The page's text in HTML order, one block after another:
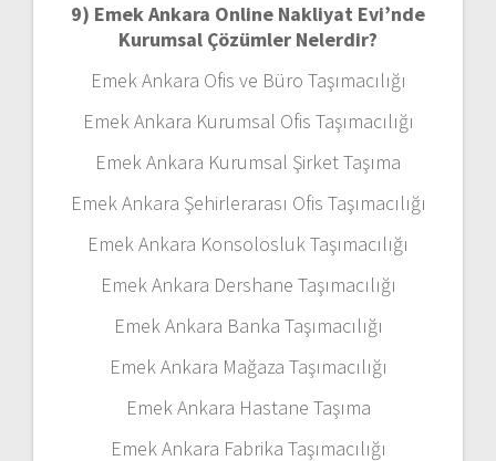
9) Emek Ankara Online Nakliyat Evi’nde
Kurumsal Çözümler Nelerdir?
Emek Ankara Ofis ve Büro Taşımacılığı
Emek Ankara Kurumsal Ofis Taşımacılığı
Emek Ankara Kurumsal Şirket Taşıma
Emek Ankara Şehirlerarası Ofis Taşımacılığı
Emek Ankara Konsolosluk Taşımacılığı
Emek Ankara Dershane Taşımacılığı
Emek Ankara Banka Taşımacılığı
Emek Ankara Mağaza Taşımacılığı
Emek Ankara Hastane Taşıma
Emek Ankara Fabrika Taşımacılığı